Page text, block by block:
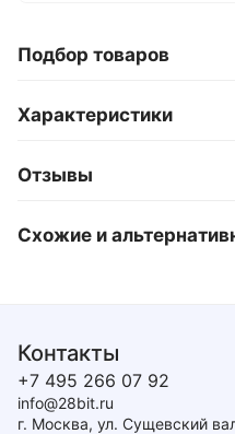
Подбор товаров
Характеристики
Отзывы
Схожие и
Контакты
+7 495 266 07 92
info@28bit.ru
г. Москва, ул. Сущевский